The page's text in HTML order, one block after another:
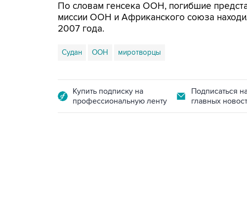
По словам генсека ООН, погибшие
миссии ООН и Африканского союза
2007 года.
Судан ООН миротворцы
Купить подписку на
профессиональную ленту
Подписаться
главных